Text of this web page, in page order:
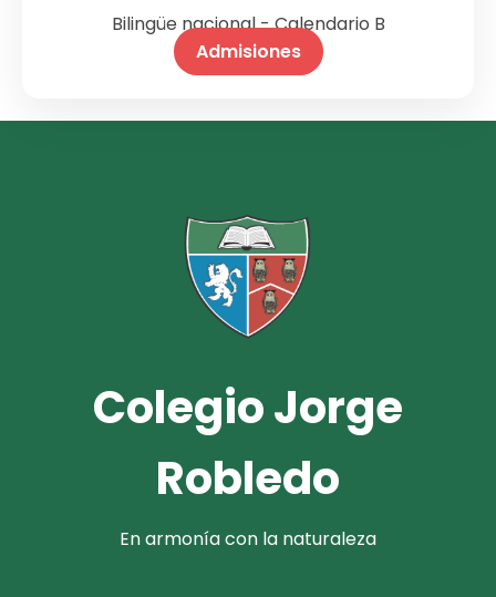
Bilingüe nacional - Calendario B
Admisiones
Colegio Jorge
Robledo
En armonía con la naturaleza